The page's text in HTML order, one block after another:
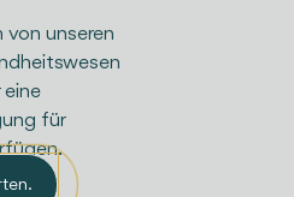
von unseren
eine
für